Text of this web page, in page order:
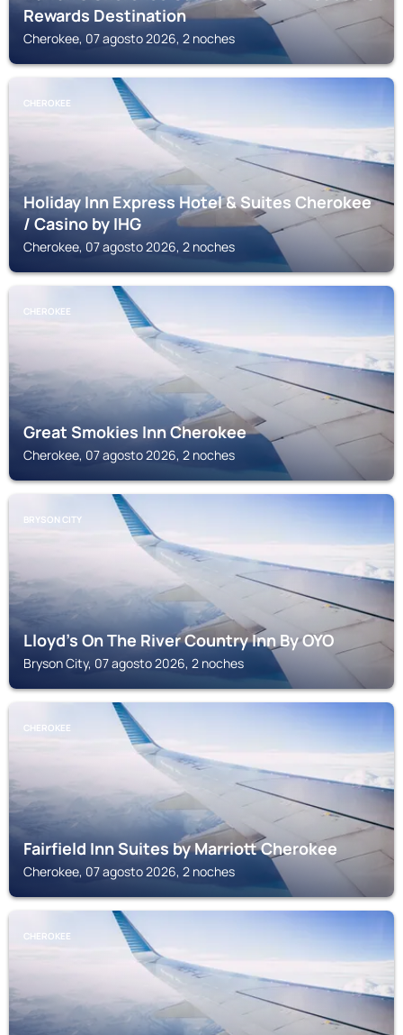
Rewards Destination
Cherokee, 07 agosto 2026, 2 noches
CHEROKEE
Holiday Inn Express Hotel & Suites Cherokee
/ Casino by IHG
Cherokee, 07 agosto 2026, 2 noches
CHEROKEE
Great Smokies Inn Cherokee
Cherokee, 07 agosto 2026, 2 noches
BRYSON CITY
Lloyd's On The River Country Inn By OYO
Bryson City, 07 agosto 2026, 2 noches
CHEROKEE
Fairfield Inn Suites by Marriott Cherokee
Cherokee, 07 agosto 2026, 2 noches
CHEROKEE